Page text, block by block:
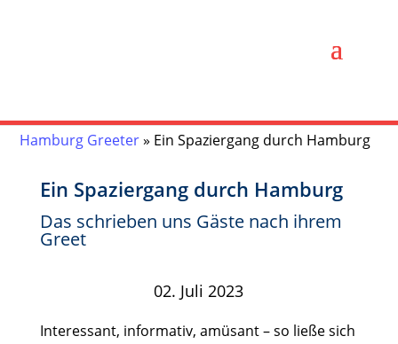
Hamburg Greeter» Ein Spaziergang durch Hamburg
Ein Spaziergang durch Hamburg
Das schrieben uns Gäste nach ihrem
Greet
02. Juli 2023
Interessant, informativ, amüsant – so ließe sich